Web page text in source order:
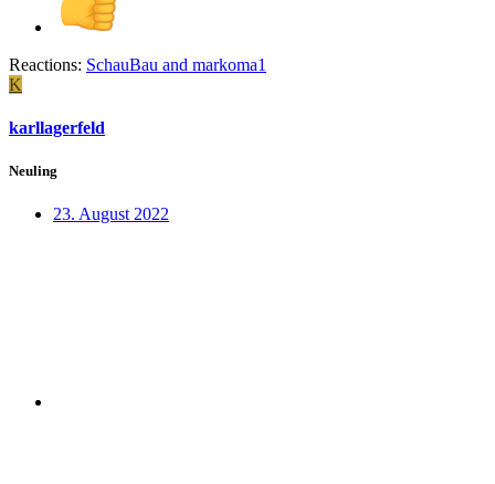
Reactions: SchauBau and markoma1
K
karllagerfeld
Neuling
23. August 2022